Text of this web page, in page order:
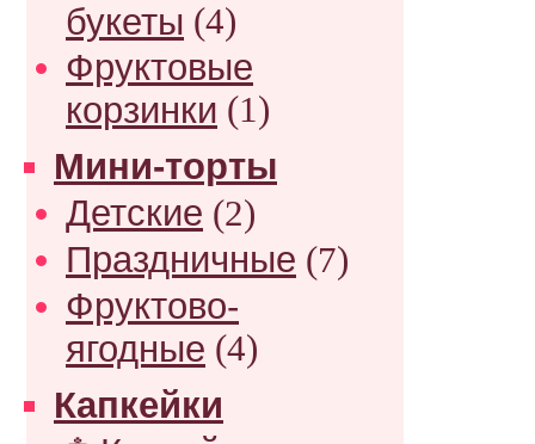
букеты (4)
Фруктовые
корзинки (1)
Мини-торты
Детские (2)
Праздничные (7)
Фруктово-
ягодные (4)
Капкейки